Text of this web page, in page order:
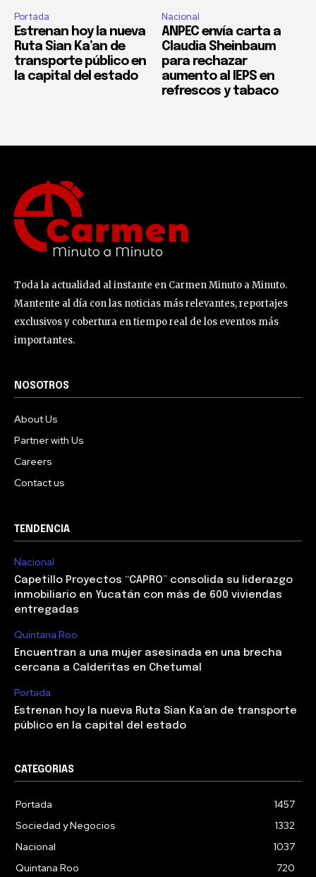
Portada
Estrenan hoy la nueva
Ruta Sian Ka’an de
transporte público en
la capital del estado
Nacional
ANPEC envía carta a
Claudia Sheinbaum
para rechazar
aumento al IEPS en
refrescos y tabaco
Toda la actualidad al instante en Carmen Minuto a Minuto.
Mantente al día con las noticias más relevantes, reportajes
exclusivos y cobertura en tiempo real de los eventos más
importantes.
NOSOTROS
About Us
Partner with Us
Careers
Contact us
TENDENCIA
Nacional
Capetillo Proyectos “CAPRO” consolida su liderazgo
inmobiliario en Yucatán con más de 600 viviendas
entregadas
Quintana Roo
Encuentran a una mujer asesinada en una brecha
cercana a Calderitas en Chetumal
Portada
Estrenan hoy la nueva Ruta Sian Ka’an de transporte
público en la capital del estado
CATEGORIAS
Portada
1457
Sociedad y Negocios
1332
Nacional
1037
Quintana Roo
720